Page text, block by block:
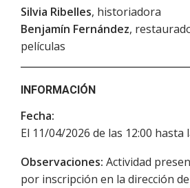
Silvia Ribelles, historiadora
Benjamín Fernández,
películas
INFORMACIÓN
Fecha:
El 11/04/2026 de las 12:00 hasta
Observaciones: Actividad
por inscripción en la dirección